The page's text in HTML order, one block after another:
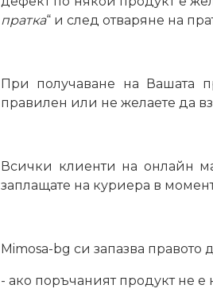
пратка“ и след отваряне на
При получаване на Вашата
правилен или не желаете да
Всички клиенти на онлайн
заплащате на куриера в
Mimosa-bg си запазва
- ако поръчаният продукт не е